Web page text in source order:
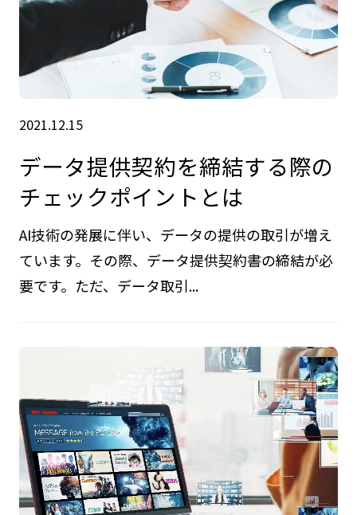
2021.12.15
データ提供契約を締結する際の
チェックポイントとは
AI技術の発展に伴い、データの提供の取引が増え
ています。その際、データ提供契約書の締結が必
要です。ただ、データ取引...